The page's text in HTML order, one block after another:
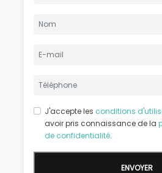
J'accepte les conditions
avoir pris connaissance de la
de confidentialité.